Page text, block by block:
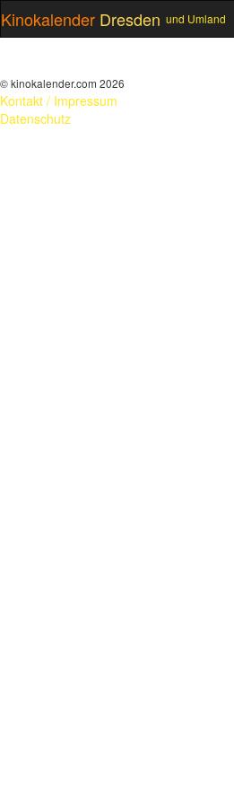
Kinokalender Dresden und Umland
© kinokalender.com 2026
Kontakt / Impressum
Datenschutz